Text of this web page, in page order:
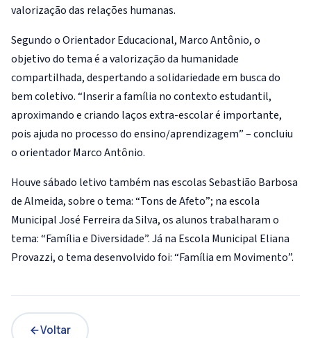
valorização das relações humanas.
Segundo o Orientador Educacional, Marco Antônio, o
objetivo do tema é a valorização da humanidade
compartilhada, despertando a solidariedade em busca do
bem coletivo. “Inserir a família no contexto estudantil,
aproximando e criando laços extra-escolar é importante,
pois ajuda no processo do ensino/aprendizagem” – concluiu
o orientador Marco Antônio.
Houve sábado letivo também nas escolas Sebastião Barbosa
de Almeida, sobre o tema: “Tons de Afeto”; na escola
Municipal José Ferreira da Silva, os alunos trabalharam o
tema: “Família e Diversidade”. Já na Escola Municipal Eliana
Provazzi, o tema desenvolvido foi: “Família em Movimento”.
Voltar